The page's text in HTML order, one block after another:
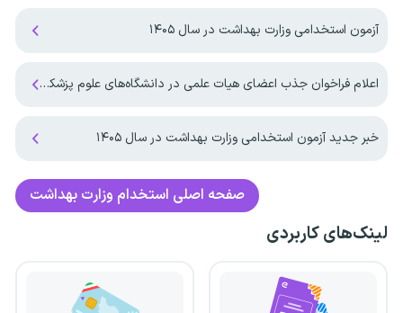
آزمون استخدامی وزارت بهداشت در سال ۱۴۰۵
اعلام فراخوان جذب اعضای هیات علمی در دانشگاه‌های علوم پزشکی به زودی
خبر جدید آزمون استخدامی وزارت بهداشت در سال ۱۴۰۵
صفحه اصلی استخدام وزارت بهداشت
لینک‌های کاربردی